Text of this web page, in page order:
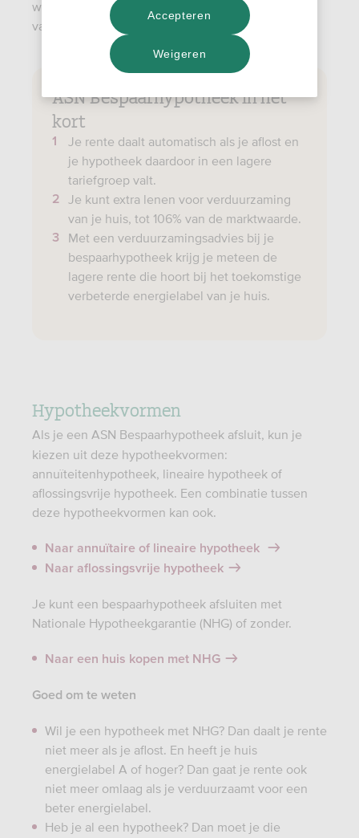
wat de kosten zijn voor het advies en het afsluiten
van een hypotheek.
ASN Bespaarhypotheek in het
kort
Je rente daalt automatisch als je aflost en
je hypotheek daardoor in een lagere
tariefgroep valt.
Je kunt extra lenen voor verduurzaming
van je huis, tot 106% van de marktwaarde.
Met een verduurzamingsadvies bij je
bespaarhypotheek krijg je meteen de
lagere rente die hoort bij het toekomstige
verbeterde energielabel van je huis.
Hypotheekvormen
Als je een ASN Bespaarhypotheek afsluit, kun je
kiezen uit deze hypotheekvormen:
annuïteitenhypotheek, lineaire hypotheek of
aflossingsvrije hypotheek. Een combinatie tussen
deze hypotheekvormen kan ook.
Naar annuïtaire of lineaire hypotheek
Naar aflossingsvrije hypotheek
Je kunt een bespaarhypotheek afsluiten met
Nationale Hypotheekgarantie (NHG) of zonder.
Naar een huis kopen met NHG
Goed om te weten
Wil je een hypotheek met NHG? Dan daalt je rente
niet meer als je aflost. En heeft je huis
energielabel A of hoger? Dan gaat je rente ook
niet meer omlaag als je verduurzaamt voor een
beter energielabel.
Heb je al een hypotheek? Dan moet je die
Weigeren
Accepteren